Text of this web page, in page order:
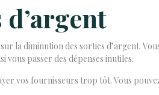
la diminution des sorties d’argent.
vous passer des dépenses inutiles.
vos fournisseurs trop tôt. Vous